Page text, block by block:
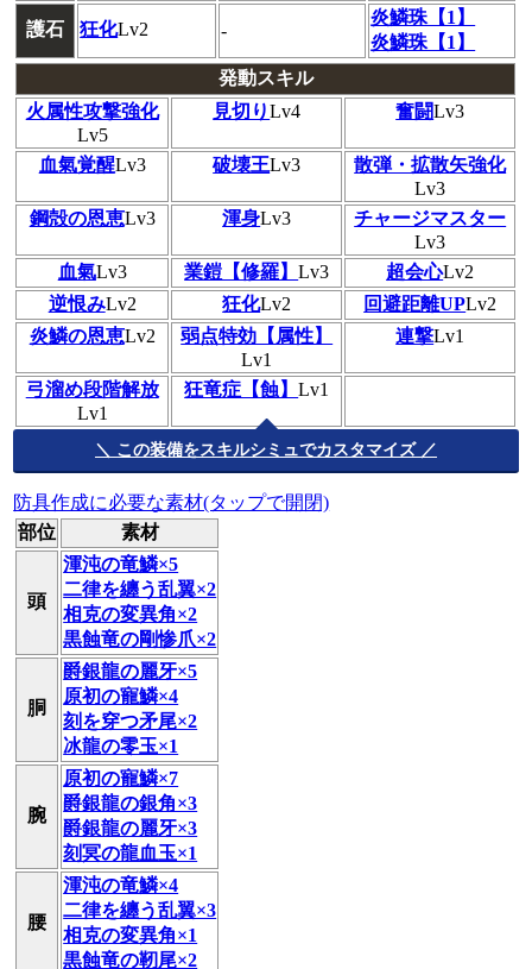
護石 狂化Lv2 -
炎鱗珠【1】
炎鱗珠【1】
発動スキル
火属性攻撃強化
Lv5
見切りLv4 奮闘Lv3
血氣覚醒Lv3 破壊王Lv3
散弾・拡散矢強化
Lv3
鋼殻の恩恵Lv3 渾身Lv3
チャージマスター
Lv3
血氣Lv3 業鎧【修羅】Lv3 超会心Lv2
逆恨みLv2 狂化Lv2 回避距離UPLv2
炎鱗の恩恵Lv2
弱点特効【属性】
Lv1
連撃Lv1
弓溜め段階解放
Lv1
狂竜症【蝕】Lv1
＼ この装備をスキルシミュでカスタマイズ ／
防具作成に必要な素材(タップで開閉)
部位
素材
頭
渾沌の竜鱗×5
二律を纏う乱翼×2
相克の変異角×2
黒蝕竜の剛惨爪×2
胴
爵銀龍の麗牙×5
原初の寵鱗×4
刻を穿つ矛尾×2
冰龍の零玉×1
腕
原初の寵鱗×7
爵銀龍の銀角×3
爵銀龍の麗牙×3
刻冥の龍血玉×1
腰
渾沌の竜鱗×4
二律を纏う乱翼×3
相克の変異角×1
黒蝕竜の靭尾×2